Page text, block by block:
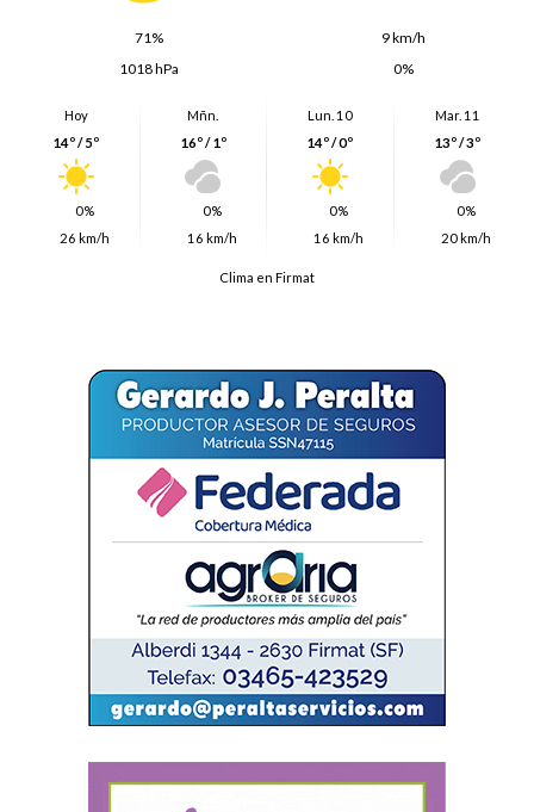
71%
9 km/h
1018 hPa
0%
Hoy
14º / 5º
0%
26 km/h
Mñn.
16º / 1º
0%
16 km/h
Lun. 10
14º / 0º
0%
16 km/h
Mar. 11
13º / 3º
0%
20 km/h
Clima en Firmat